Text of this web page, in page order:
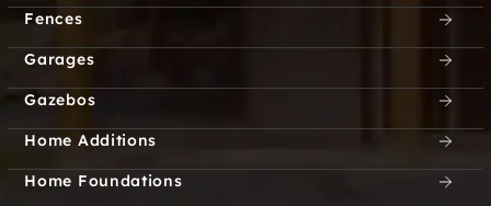
Fences
Garages
Gazebos
Home Additions
Home Foundations